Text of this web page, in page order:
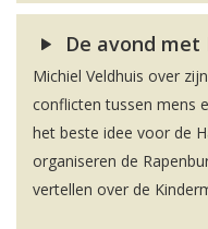
De avond met
Michiel Veldhuis over
conflicten tussen mens
het beste idee voor de
organiseren de
vertellen over de